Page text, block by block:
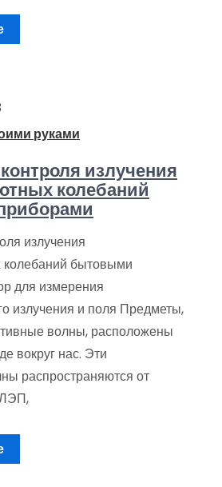
руками
излучения
колебаний
излучения
колебаний бытовыми
для измерения
излучения и поля Предметы,
волны, расположены
вокруг нас. Эти
распространяются от